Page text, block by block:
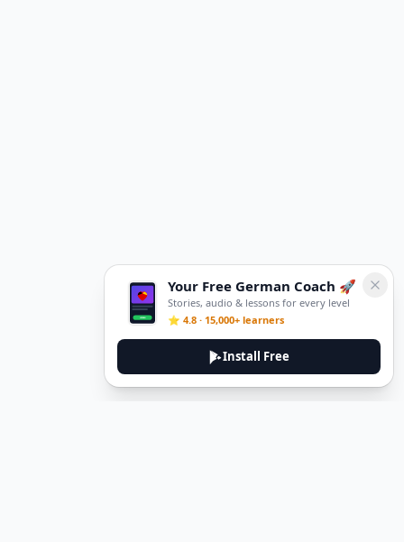
Your Free German Coach 🚀
Stories, audio & lessons for every level
⭐ 4.8 · 15,000+ learners
Install Free